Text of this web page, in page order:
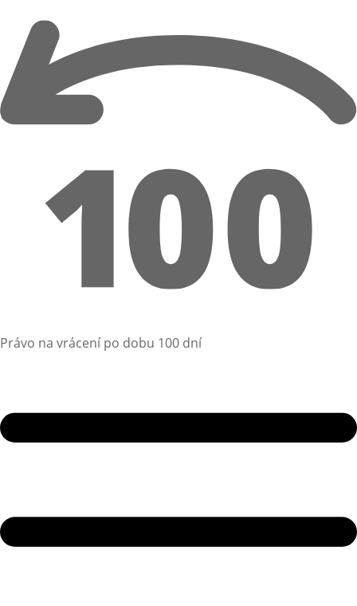
Právo na vrácení po dobu 100 dní